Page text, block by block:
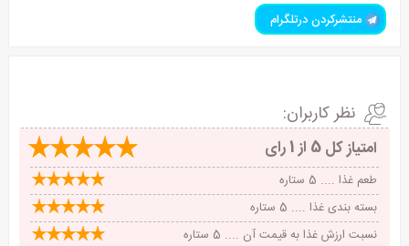
منتشرکردن درتلگرام
نظر کاربران:
امتیاز کل5 از 1 رای
طعم غذا .... 5 ستاره
بسته بندی غذا .... 5 ستاره
نسبت ارزش غذا به قیمت آن .... 5 ستاره